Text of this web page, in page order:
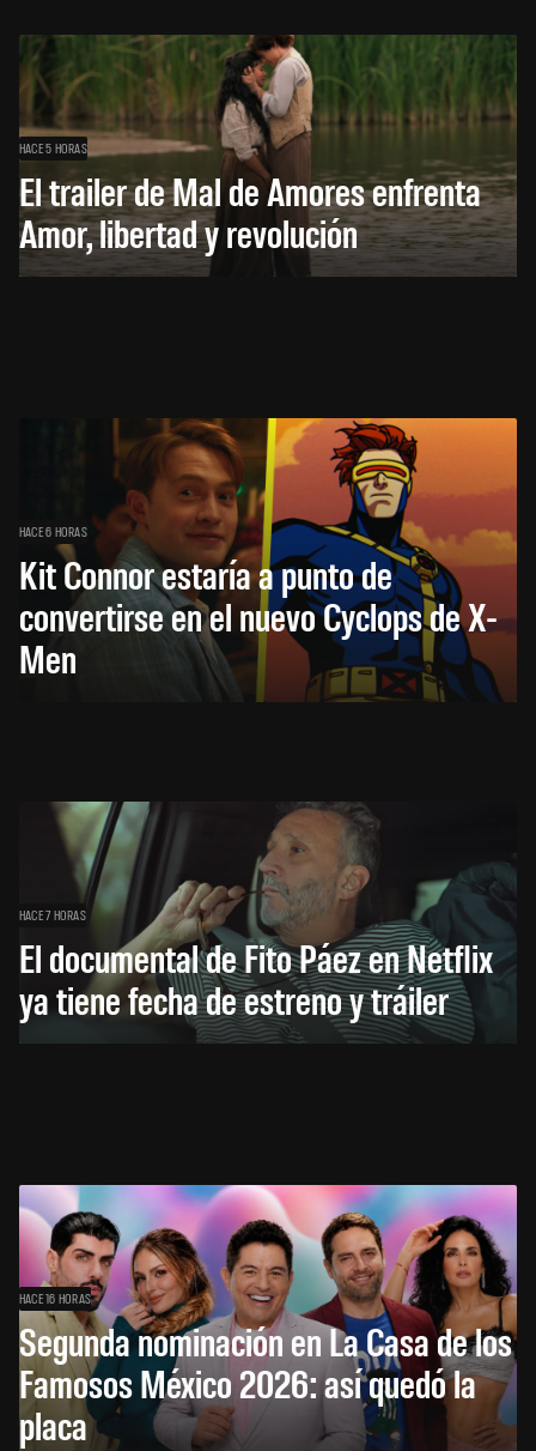
HACE 5 HORAS
El trailer de Mal de Amores enfrenta
Amor, libertad y revolución
HACE 6 HORAS
Kit Connor estaría a punto de
convertirse en el nuevo Cyclops de X-
Men
HACE 7 HORAS
El documental de Fito Páez en Netflix
ya tiene fecha de estreno y tráiler
HACE 16 HORAS
Segunda nominación en La Casa de los
Famosos México 2026: así quedó la
placa